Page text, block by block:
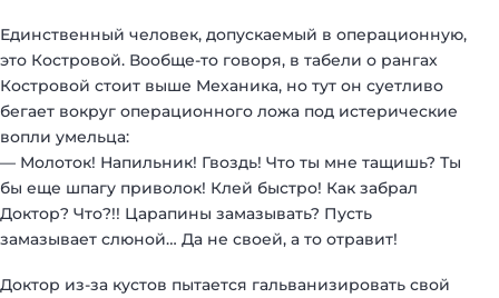
Единственный человек, допускаемый в операционную,
это Костровой. Вообще-то говоря, в табели о рангах
Костровой стоит выше Механика, но тут он суетливо
бегает вокруг операционного ложа под истерические
вопли умельца:
— Молоток! Напильник! Гвоздь! Что ты мне тащишь? Ты
бы еще шпагу приволок! Клей быстро! Как забрал
Доктор? Что?!! Царапины замазывать? Пусть
замазывает слюной… Да не своей, а то отравит!
Доктор из-за кустов пытается гальванизировать свой